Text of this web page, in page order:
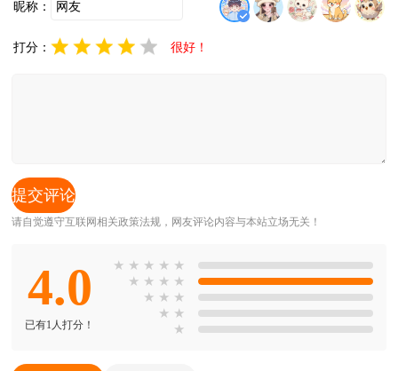
昵称：
打分： 很好！
请自觉遵守互联网相关政策法规，网友评论内容与本站立场无关！
4.0
已有1人打分！
★ ★ ★ ★ ★
★ ★ ★ ★
★ ★ ★
★ ★
★